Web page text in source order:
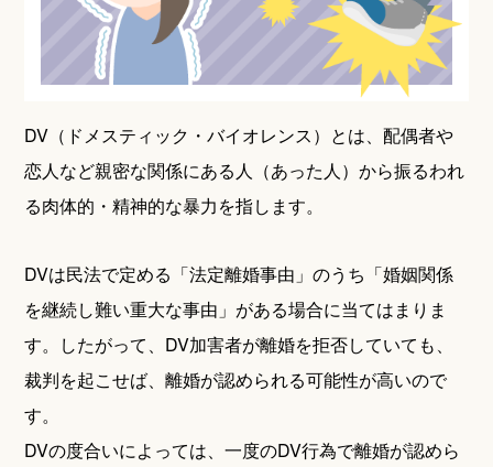
DV（ドメスティック・バイオレンス）とは、配偶者や
恋人など親密な関係にある人（あった人）から振るわれ
る肉体的・精神的な暴力を指します。
DVは民法で定める「法定離婚事由」のうち「婚姻関係
を継続し難い重大な事由」がある場合に当てはまりま
す。したがって、DV加害者が離婚を拒否していても、
裁判を起こせば、離婚が認められる可能性が高いので
す。
DVの度合いによっては、一度のDV行為で離婚が認めら